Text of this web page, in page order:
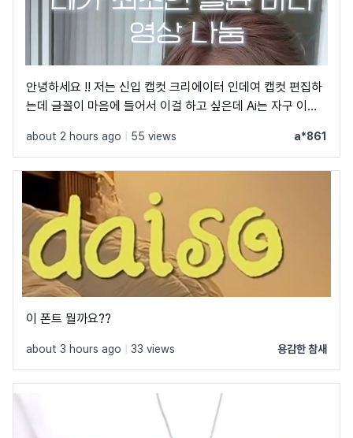
안녕하세요 !! 저는 신입 캡컷 크리에이터 인데여 캡컷 편집하
는데 글꼴이 마음에 들어서 이걸 하고 싶은데 Ai는 자구 이상
이 글꼴 가지고싶어요 ㅠ ㅂ ㅠ
about 2 hours ago 55 views a*861
이 폰트 뭘까요??
about 3 hours ago 33 views 용감한 참새